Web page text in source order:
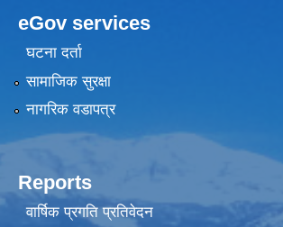
eGov services
घटना दर्ता
सामाजिक सुरक्षा
नागरिक वडापत्र
Reports
वार्षिक प्रगति प्रतिवेदन